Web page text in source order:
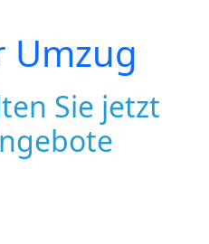
Umzug
Sie jetzt